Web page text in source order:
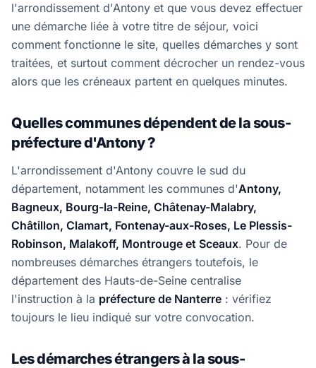
l'arrondissement d'Antony et que vous devez effectuer
une démarche liée à votre titre de séjour, voici
comment fonctionne le site, quelles démarches y sont
traitées, et surtout comment décrocher un rendez-vous
alors que les créneaux partent en quelques minutes.
Quelles communes dépendent de la sous-
préfecture d'Antony ?
L'arrondissement d'Antony couvre le sud du
département, notamment les communes d'Antony,
Bagneux, Bourg-la-Reine, Châtenay-Malabry,
Châtillon, Clamart, Fontenay-aux-Roses, Le Plessis-
Robinson, Malakoff, Montrouge et Sceaux. Pour de
nombreuses démarches étrangers toutefois, le
département des Hauts-de-Seine centralise
l'instruction à la préfecture de Nanterre : vérifiez
toujours le lieu indiqué sur votre convocation.
Les démarches étrangers à la sous-